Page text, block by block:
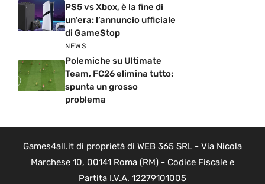
PS5 vs Xbox, è la fine di
un’era: l’annuncio ufficiale
di GameStop
NEWS
Polemiche su Ultimate
Team, FC26 elimina tutto:
spunta un grosso
problema
Games4all.it di proprietà di WEB 365 SRL - Via Nicola
Marchese 10, 00141 Roma (RM) - Codice Fiscale e
Partita I.V.A. 12279101005